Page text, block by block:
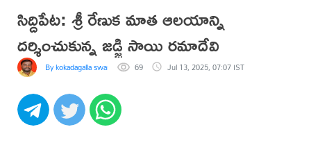
సిద్దిపేట: శ్రీ రేణుక మాత ఆలయాన్ని
దర్శించుకున్న జడ్జి సాయి రమాదేవి
By kokadagalla swamy 69 Jul 13, 2025, 07:07 IST